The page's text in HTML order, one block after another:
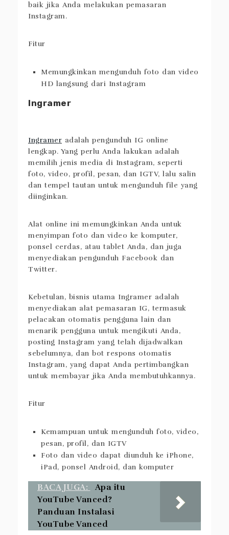
baik jika Anda melakukan pemasaran
Instagram.
Fitur
Memungkinkan mengunduh foto dan video
HD langsung dari Instagram
Ingramer
Ingrameradalah pengunduh IG online
lengkap. Yang perlu Anda lakukan adalah
memilih jenis media di Instagram, seperti
foto, video, profil, pesan, dan IGTV, lalu salin
dan tempel tautan untuk mengunduh file yang
Alat online ini memungkinkan Anda untuk
menyimpan foto dan video ke komputer,
ponsel cerdas, atau tablet Anda, dan juga
menyediakan pengunduh Facebook dan
Kebetulan, bisnis utama Ingramer adalah
menyediakan alat pemasaran IG, termasuk
pelacakan otomatis pengguna lain dan
menarik pengguna untuk mengikuti Anda,
posting Instagram yang telah dijadwalkan
sebelumnya, dan bot respons otomatis
Instagram, yang dapat Anda pertimbangkan
Kemampuan untuk mengunduh foto, video,
pesan, profil, dan IGTV
Foto dan video dapat diunduh ke iPhone,
BACA JUGA: Apa itu
YouTube Vanced?
Panduan Instalasi